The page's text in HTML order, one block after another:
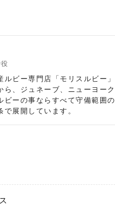
ルビー専門店「モリスルビー
ら、ジュネーブ、ニューヨー
ビーの事ならすべて守備範囲
展開しています。